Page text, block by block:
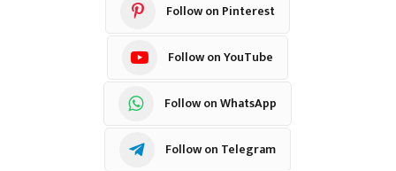
Follow on Pinterest
Follow on YouTube
Follow on WhatsApp
Follow on Telegram